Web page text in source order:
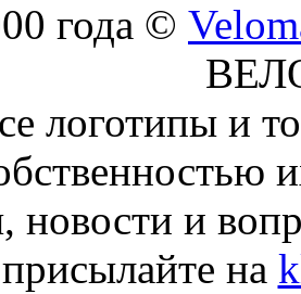
года ©
логотипы и
новости и
присылайте на